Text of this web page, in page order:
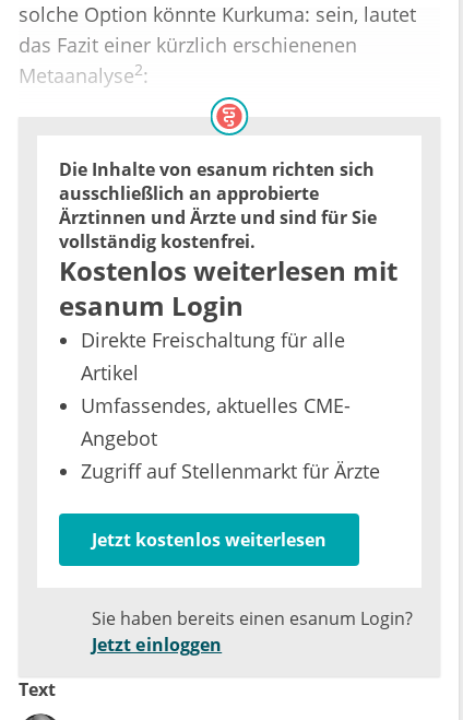
solche Option könnte Kurkuma: sein, lautet
das Fazit einer kürzlich erschienenen
Metaanalyse2:
Die Inhalte von esanum richten sich
ausschließlich an approbierte
Ärztinnen und Ärzte und sind für Sie
vollständig kostenfrei.
Kostenlos weiterlesen mit
esanum Login
Direkte Freischaltung für alle
Artikel
Umfassendes, aktuelles CME-
Angebot
Zugriff auf Stellenmarkt für Ärzte
Jetzt kostenlos weiterlesen
Sie haben bereits einen esanum Login?
Jetzt einloggen
Text